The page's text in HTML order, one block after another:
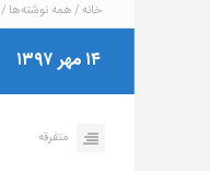
خانه همه نوشته‌ها
۱۴ مهر ۱۳۹۷
متفرقه